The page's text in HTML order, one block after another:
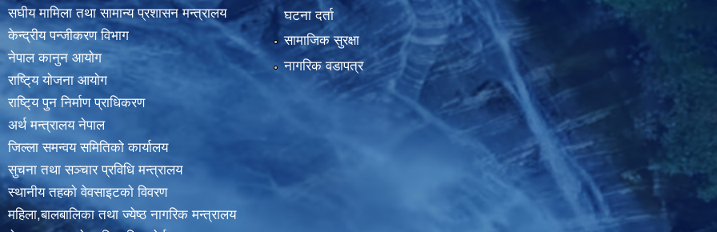
स‌घीय मामिला तथा सामान्य प्रशासन मन्त्रालय
केन्द्रीय पन्जीकरण विभाग
नेपाल कानुन आयाेग
राष्टि्य याेजना आयाेग
राष्टि्य पुन निर्माण प्राधिकरण
अर्थ मन्त्रालय नेपाल
जिल्ला समन्वय समितिको कार्यालय
सुचना तथा सञ्चार प्रविधि मन्त्रालय
स्थानीय तहकाे वेवसाइटकाे विवरण
महिला,बालबालिका तथा ज्येष्ठ नागरिक मन्त्रालय
घटना दर्ता
सामाजिक सुरक्षा
नागरिक वडापत्र